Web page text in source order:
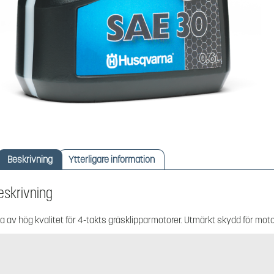
Beskrivning Ytterligare information
av hög kvalitet för 4-takts gräsklipparmotorer. Utmärkt skydd för